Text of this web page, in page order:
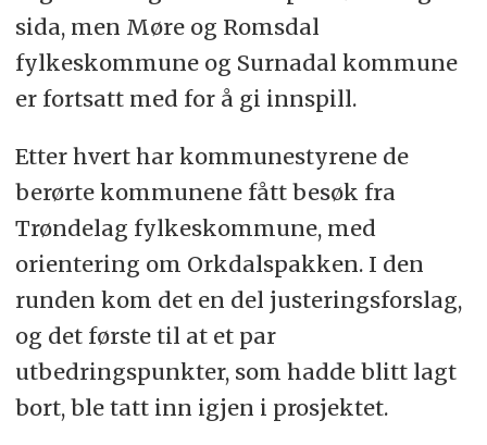
sida, men Møre og Romsdal
fylkeskommune og Surnadal kommune
er fortsatt med for å gi innspill.
Etter hvert har kommunestyrene de
berørte kommunene fått besøk fra
Trøndelag fylkeskommune, med
orientering om Orkdalspakken. I den
runden kom det en del justeringsforslag,
og det første til at et par
utbedringspunkter, som hadde blitt lagt
bort, ble tatt inn igjen i prosjektet.